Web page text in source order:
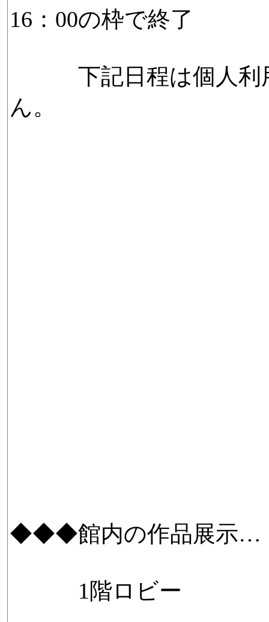
16：00の枠で終了
下記日程は個人利
ん。
◆◆◆館内の作品展
1階ロビー